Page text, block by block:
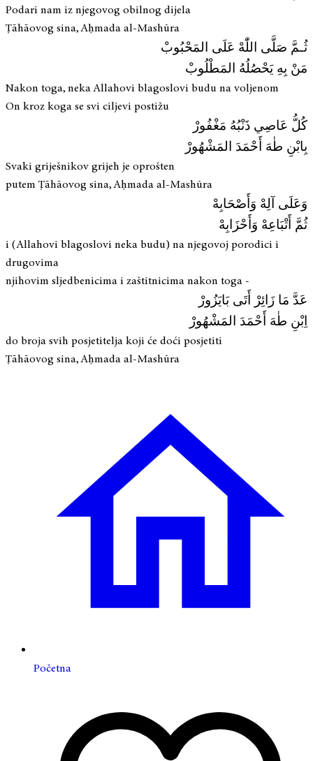
Podari nam iz njegovog obilnog dijela
Ṭāhāovog sina, Aḥmada al-Mashūra
ثُـمَّ صَلَّى اللّٰهْ عَلَى المَحْبُوبْ
مَنْ بِهِ يَحْصُلُهُ المَطْلُوبْ
Nakon toga, neka Allahovi blagoslovi budu na voljenom
On kroz koga se svi ciljevi postižu
كُلُّ عَاصِي ذَنْبُهُ مَغْفُورْ
بِابْنِ طٰهَ أَحْمَدَ المَشْهُورْ
Svaki griješnikov grijeh je oprošten
putem Ṭāhāovog sina, Aḥmada al-Mashūra
وَعَلَى آلِهْ وَأَصْحَابِهْ
ثُمَّ أَتْبَاعِهْ وَأَحْزَابِهْ
i (Allahovi blagoslovi neka budu) na njegovoj porodici i
drugovima
njihovim sljedbenicima i zaštitnicima nakon toga -
عَدَّ مَا زَائِرْ أَتَى بَايَزُورْ
اِبْنِ طٰهَ أَحْمَدَ المَشْهُورْ
do broja svih posjetitelja koji će doći posjetiti
Ṭāhāovog sina, Aḥmada al-Mashūra
Početna